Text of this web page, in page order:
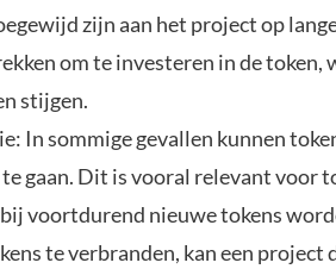
zijn aan het project op
om te investeren in de token,
stijgen.
In sommige gevallen kunnen
gaan. Dit is vooral relevant voor
voortdurend nieuwe tokens
te verbranden, kan een